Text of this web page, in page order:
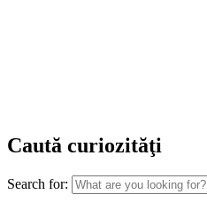
Caută curiozităţi
Search for: